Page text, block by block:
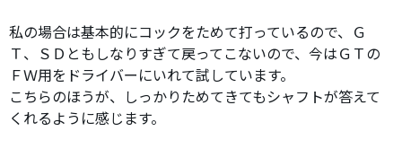
私の場合は基本的にコックをためて打っているので、Ｇ
Ｔ、ＳＤともしなりすぎて戻ってこないので、今はＧＴの
ＦＷ用をドライバーにいれて試しています。
こちらのほうが、しっかりためてきてもシャフトが答えて
くれるように感じます。